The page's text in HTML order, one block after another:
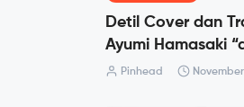
Detil Cover dan
Ayumi Hamasaki
Pinhead November